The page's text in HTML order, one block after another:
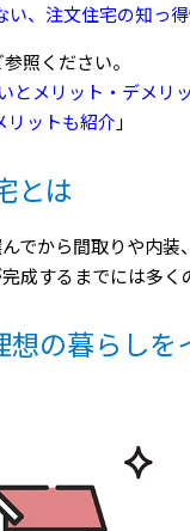
い、注文住宅の知っ
照ください。
とメリット・デメリ
ットも紹介 」
とは
でから間取りや内
成するまでには多く
の暮らしを